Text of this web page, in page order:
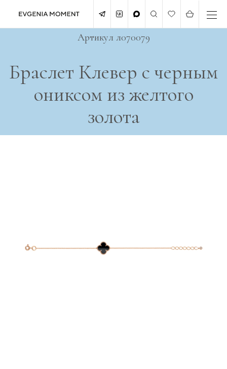
Браслет Клевер с черным
ониксом из желтого
золота
Артикул л070079